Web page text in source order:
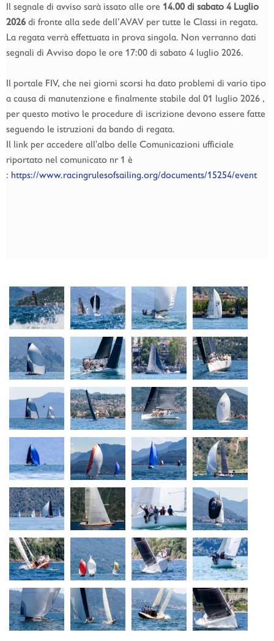
Il segnale di avviso sarà issato alle ore 14.00 di sabato 4 Luglio
2026 di fronte alla sede dell’AVAV per tutte le Classi in regata.
La regata verrà effettuata in prova singola. Non verranno dati
segnali di Avviso dopo le ore 17:00 di sabato 4 luglio 2026.
Il portale FIV, che nei giorni scorsi ha dato problemi di vario tipo
a causa di manutenzione e finalmente stabile dal 01 luglio 2026 ,
per questo motivo le procedure di iscrizione devono essere fatte
seguendo le istruzioni da bando di regata.
Il link per accedere all'albo delle Comunicazioni ufficiale
riportato nel comunicato nr 1 è
: https://www.racingrulesofsailing.org/documents/15254/event